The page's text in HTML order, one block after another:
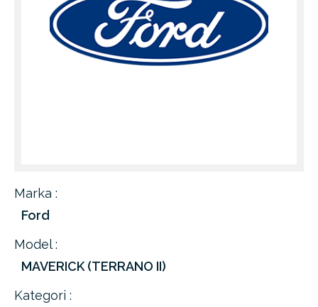
Marka :
Ford
Model :
MAVERICK (TERRANO II)
Kategori :